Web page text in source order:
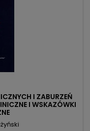
I ZABURZEŃ
I WSKAZÓWKI